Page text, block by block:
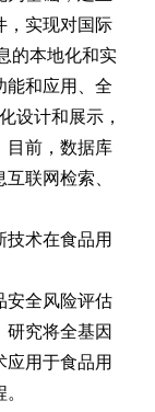
，实现对国际
的本地化和实
能和应用、全
设计和展示，
目前，数据库
联网检索、
技术在食品用
安全风险评估
究将全基因
用于食品用